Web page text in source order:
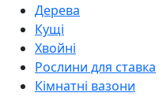
Дерева
Кущі
Хвойні
Рослини для ставка
Кімнатні вазони